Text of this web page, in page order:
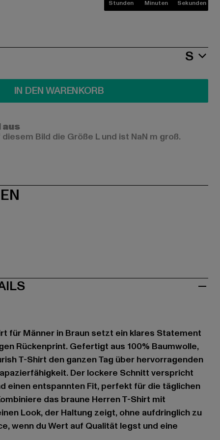
Stunden Minuten Sekunden
S
IN DEN WARENKORB
Bild die Größe L und ist NaN m groß.
für Männer in Braun setzt ein klares Statement
Rückenprint. Gefertigt aus 100% Baumwolle,
T-Shirt den ganzen Tag über hervorragenden
Der lockere Schnitt verspricht
einen entspannten Fit, perfekt für die täglichen
das braune Herren T-Shirt mit
Look, der Haltung zeigt, ohne aufdringlich zu
wenn du Wert auf Qualität legst und eine